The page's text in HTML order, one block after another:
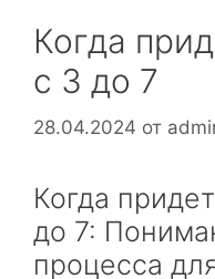
Когда
с 3 до 7
28.04.2024 от
Когда
до 7:
процесса